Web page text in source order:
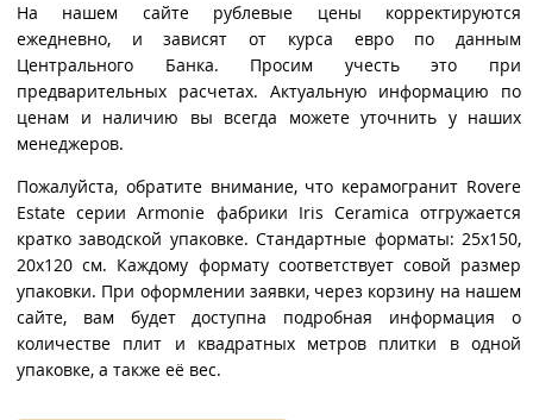
На нашем сайте рублевые цены корректируются
ежедневно, и зависят от курса евро по данным
Центрального Банка. Просим учесть это при
предварительных расчетах. Актуальную информацию по
ценам и наличию вы всегда можете уточнить у наших
менеджеров.
Пожалуйста, обратите внимание, что керамогранит Rovere
Estate серии Armonie фабрики Iris Ceramica отгружается
кратко заводской упаковке. Стандартные форматы: 25x150,
20x120 см. Каждому формату соответствует совой размер
упаковки. При оформлении заявки, через корзину на нашем
сайте, вам будет доступна подробная информация о
количестве плит и квадратных метров плитки в одной
упаковке, а также её вес.